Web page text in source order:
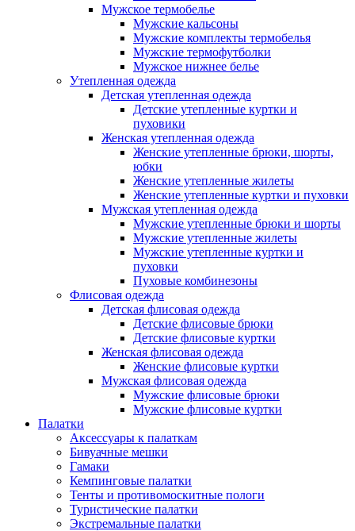
Мужское термобелье
Мужские кальсоны
Мужские комплекты термобелья
Мужские термофутболки
Мужское нижнее белье
Утепленная одежда
Детская утепленная одежда
Детские утепленные куртки и
пуховики
Женская утепленная одежда
Женские утепленные брюки, шорты,
юбки
Женские утепленные жилеты
Женские утепленные куртки и пуховки
Мужская утепленная одежда
Мужские утепленные брюки и шорты
Мужские утепленные жилеты
Мужские утепленные куртки и
пуховки
Пуховые комбинезоны
Флисовая одежда
Детская флисовая одежда
Детские флисовые брюки
Детские флисовые куртки
Женская флисовая одежда
Женские флисовые куртки
Мужская флисовая одежда
Мужские флисовые брюки
Мужские флисовые куртки
Палатки
Аксессуары к палаткам
Бивуачные мешки
Гамаки
Кемпинговые палатки
Тенты и противомоскитные пологи
Туристические палатки
Экстремальные палатки